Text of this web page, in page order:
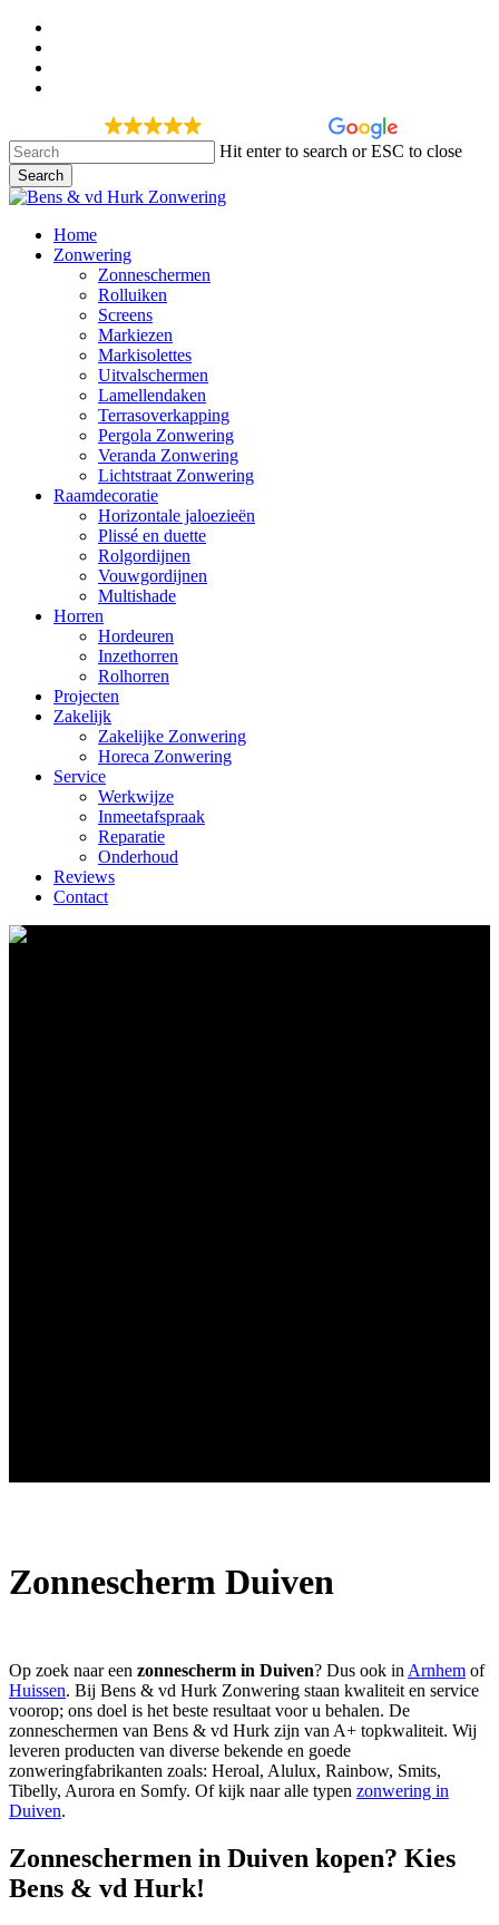
Skip
main
content
Hit enter to search or ESC to close
Search
Close
Menu
Home
Zonwering
Zonneschermen
Rolluiken
Screens
Markiezen
Markisolettes
Uitvalschermen
Lamellendaken
Terrasoverkapping
Pergola Zonwering
Veranda Zonwering
Lichtstraat Zonwering
Raamdecoratie
Horizontale jaloezieën
Plissé en duette
Rolgordijnen
Vouwgordijnen
Multishade
Horren
Hordeuren
Inzethorren
Rolhorren
Projecten
Zakelijk
Zakelijke Zonwering
Horeca Zonwering
Service
Werkwijze
Inmeetafspraak
Reparatie
Onderhoud
Reviews
Contact
Zonnescherm Duiven
Op zoek naar een zonnescherm in Duiven? Dus ook inArnhem of
Huissen. Bij Bens & vd Hurk Zonwering staan kwaliteit en service
voorop; ons doel is het beste resultaat voor u behalen. De
zonneschermen van Bens & vd Hurk zijn van A+ topkwaliteit. Wij
leveren producten van diverse bekende en goede
zonweringfabrikanten zoals: Heroal, Alulux, Rainbow, Smits,
Tibelly, Aurora en Somfy. Of kijk naar alle typen zonwering in
Duiven.
Zonneschermen in Duiven kopen? Kies
Bens & vd Hurk!